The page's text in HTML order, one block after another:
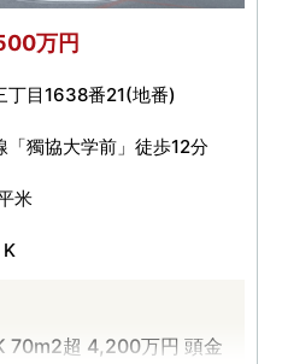
万円
丁目1638番21(地番)
「獨協大学前」徒歩12分
米
70m2超 4,200万円 頭金